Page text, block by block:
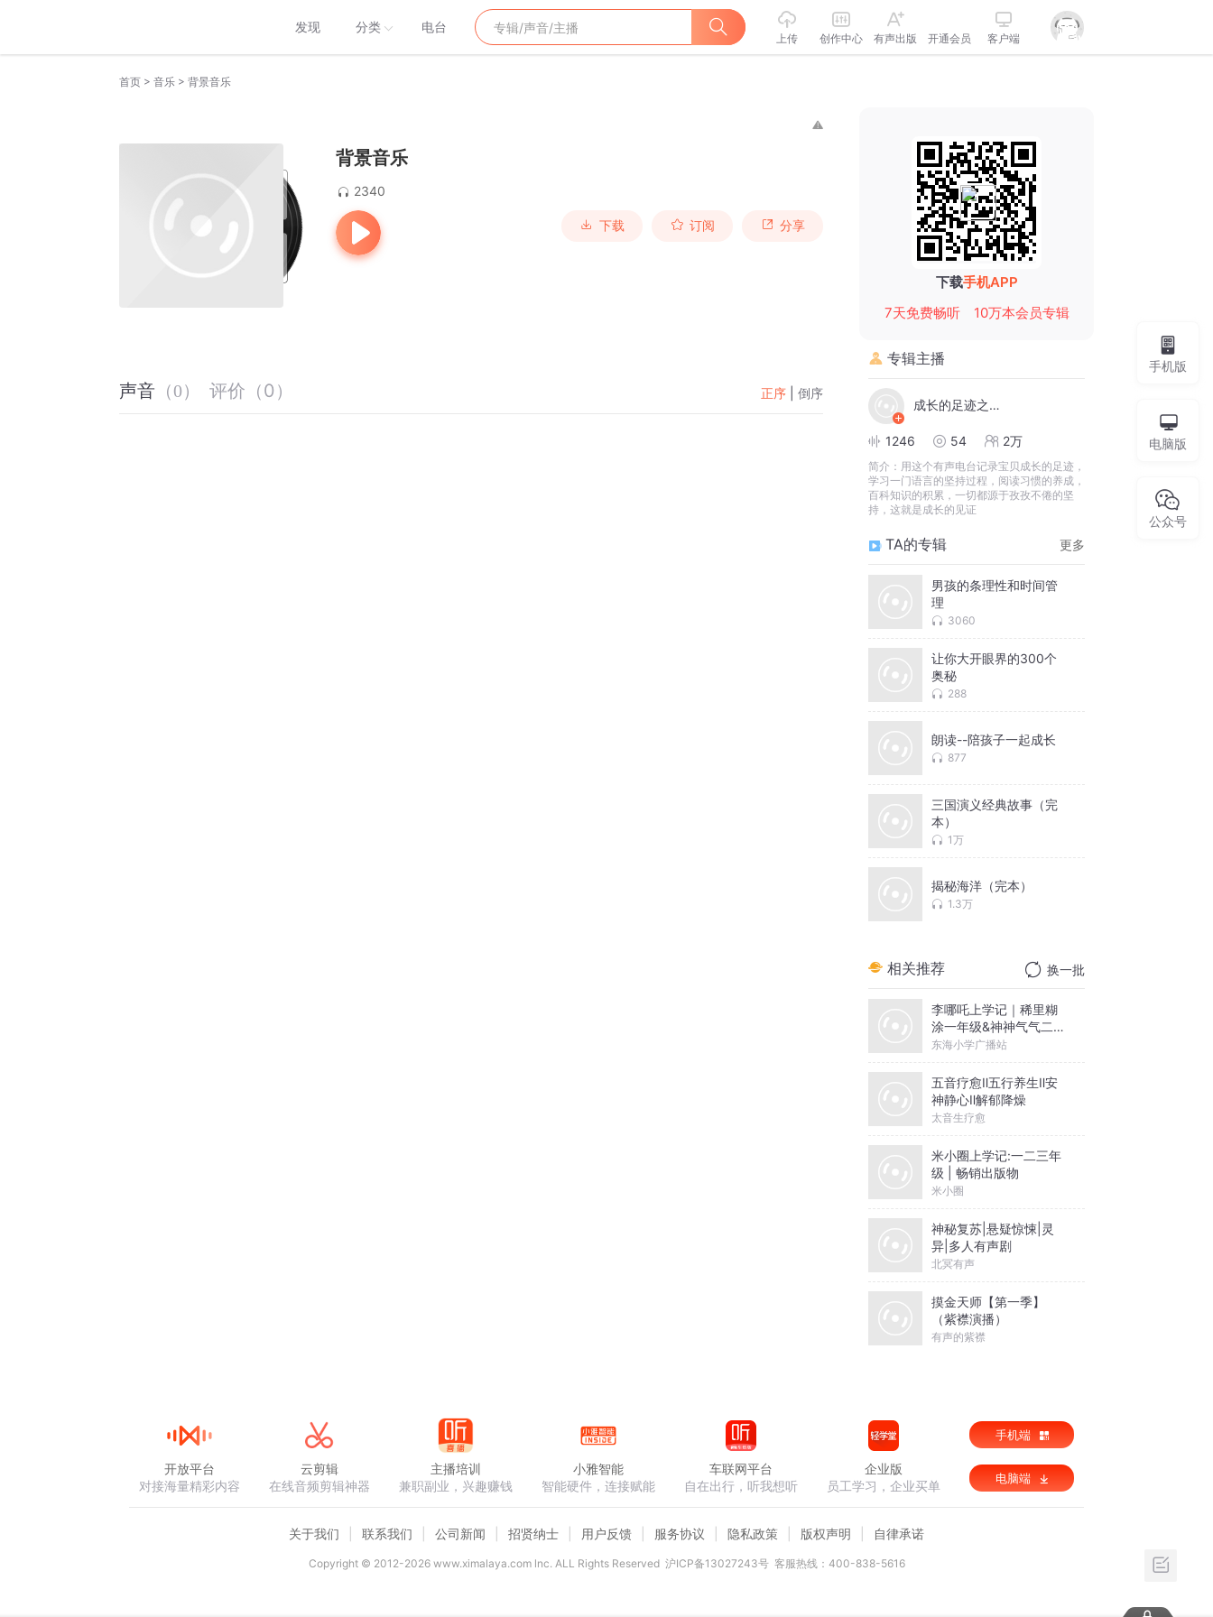
发现 分类 电台
上传 创作中心 有声出版 开通会员 客户端
首页 > 音乐 > 背景音乐
背景音乐
2340
下载 订阅 分享
声音 （0） 评价 （0 ） 正序 倒序
下载手机APP
7天免费畅听
10万本会员专辑
专辑主播
成长的足迹之坚持不懈
1246 54 2万
简介： 用这个有声电台记录宝贝成长的足迹，
学习一门语言的坚持过程，阅读习惯的养成，
百科知识的积累，一切都源于孜孜不倦的坚
持，这就是成长的见证
TA的专辑 更多
男孩的条理性和时间管
理
3060
让你大开眼界的300个
奥秘
288
朗读--陪孩子一起成长
877
三国演义经典故事（完
本）
1万
揭秘海洋（完本）
1.3万
相关推荐 换一批
李哪吒上学记｜稀里糊
涂一年级&神神气气二年
级
东海小学广播站
五音疗愈Ⅱ五行养生Ⅱ安
神静心Ⅱ解郁降燥
太音生疗愈
米小圈上学记:一二三年
级 | 畅销出版物
米小圈
神秘复苏|悬疑惊悚|灵
异|多人有声剧
北冥有声
摸金天师【第一季】
（紫襟演播）
有声的紫襟
手机版
电脑版
公众号
开放平台
对接海量精彩内容
云剪辑
在线音频剪辑神器
主播培训
兼职副业，兴趣赚钱
小雅智能
智能硬件，连接赋能
车联网平台
自在出行，听我想听
企业版
员工学习，企业买单
手机端
电脑端
关于我们 联系我们 公司新闻 招贤纳士 用户反馈 服务协议 隐私政策 版权声明 自律承诺
Copyright © 2012-2026www.ximalaya.com lnc. ALL Rights Reserved 沪ICP备13027243号 客服热线：400-838-5616